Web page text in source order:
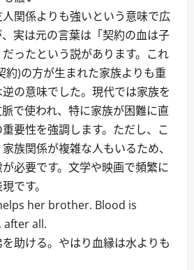
人関係よりも強いという意味で広
実は元の言葉は「契約の血は子
ったという説があります。これ
約)の方が生まれた家族よりも重
の意味でした。現代では家族を
で使われ、特に家族が困難に直
要性を強調します。ただし、こ
族関係が複雑な人もいるため、
必要です。文学や映画で頻繁に
です。
her brother. Blood is
after all.
を助ける。やはり血縁は水よりも